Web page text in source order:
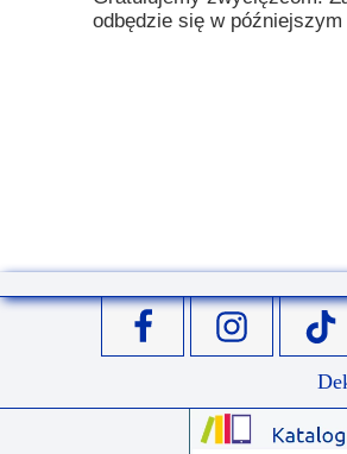
odbędzie się w
Ambasador